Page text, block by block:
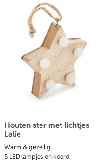
Houten ster met lichtjes
Lalie
Warm & gezellig
5 LED lampjes en koord